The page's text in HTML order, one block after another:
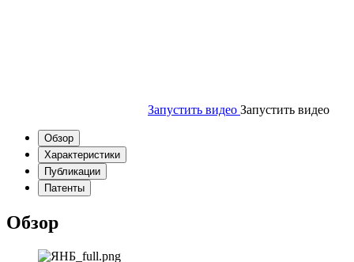
Запустить видео Запустить видео
Обзор
Характеристики
Публикации
Патенты
Обзор